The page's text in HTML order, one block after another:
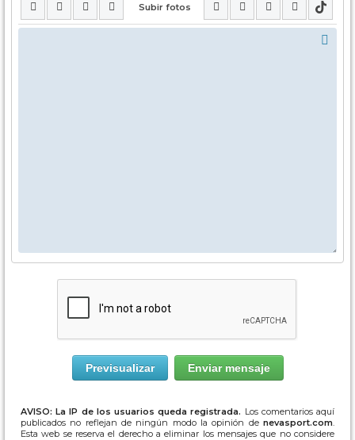
AVISO: La IP de los usuarios queda registrada. Los comentarios aquí
publicados no reflejan de ningún modo la opinión de nevasport.com
Esta web se reserva el derecho a eliminar los mensajes que no considere